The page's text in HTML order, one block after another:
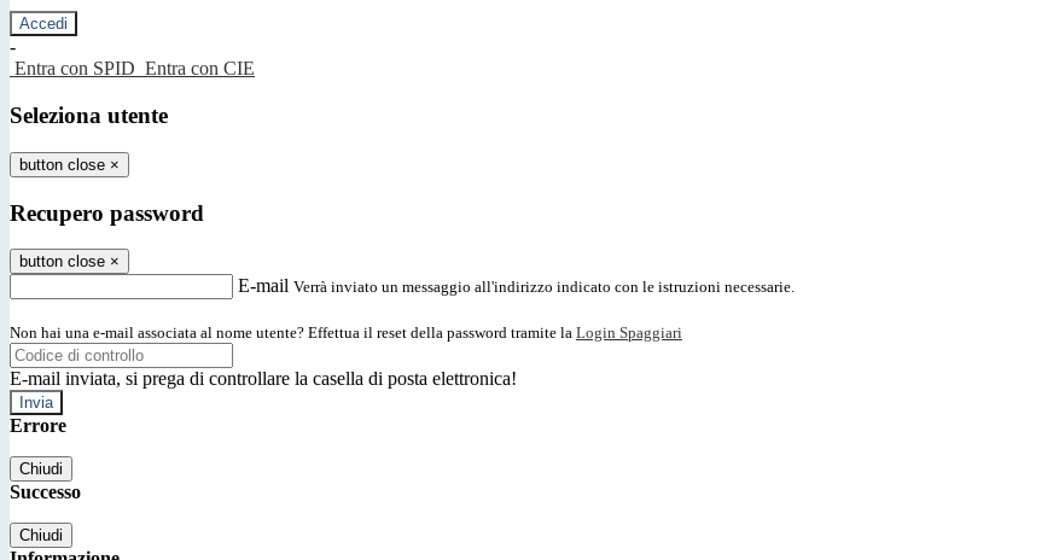
-
Entra con SPID Entra con CIE
Seleziona utente
button close ×
Recupero password
button close ×
E-mail Verrà inviato un messaggio all'indirizzo indicato con le istruzioni necessarie.
Non hai una e-mail associata al nome utente? Effettua il reset della password tramite la Login Spaggiari
E-mail inviata, si prega di controllare la casella di posta elettronica!
Errore
Chiudi
Successo
Chiudi